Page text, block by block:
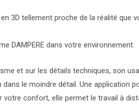
3D tellement proche de la réalité que
DAMPERE dans votre environnement.
et sur les détails techniques, son
le moindre détail. Une application
confort, elle permet le travail à